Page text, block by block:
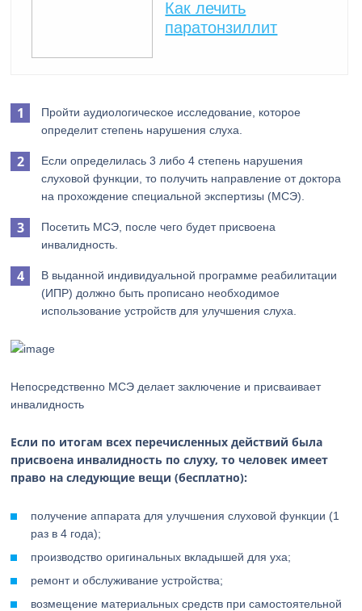
Как лечить
паратонзиллит
Пройти аудиологическое исследование, которое
определит степень нарушения слуха.
Если определилась 3 либо 4 степень нарушения
слуховой функции, то получить направление от доктора
на прохождение специальной экспертизы (МСЭ).
Посетить МСЭ, после чего будет присвоена
инвалидность.
В выданной индивидуальной программе реабилитации
(ИПР) должно быть прописано необходимое
использование устройств для улучшения слуха.
Непосредственно МСЭ делает заключение и присваивает
инвалидность
Если по итогам всех перечисленных действий была
присвоена инвалидность по слуху, то человек имеет
право на следующие вещи (бесплатно):
получение аппарата для улучшения слуховой функции (1
раз в 4 года);
производство оригинальных вкладышей для уха;
ремонт и обслуживание устройства;
возмещение материальных средств при самостоятельной